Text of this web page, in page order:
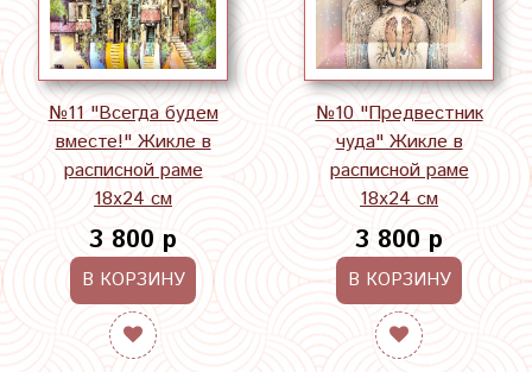
№11 "Всегда будем
вместе!" Жикле в
расписной раме
18х24 см
3 800 р
В КОРЗИНУ
№10 "Предвестник
чуда" Жикле в
расписной раме
18х24 см
3 800 р
В КОРЗИНУ